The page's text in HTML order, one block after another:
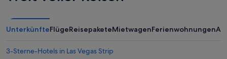
UnterkünfteFlügeReisepaketeMietwagenFerienwohnungen
3-Sterne-Hotels in Las Vegas Strip